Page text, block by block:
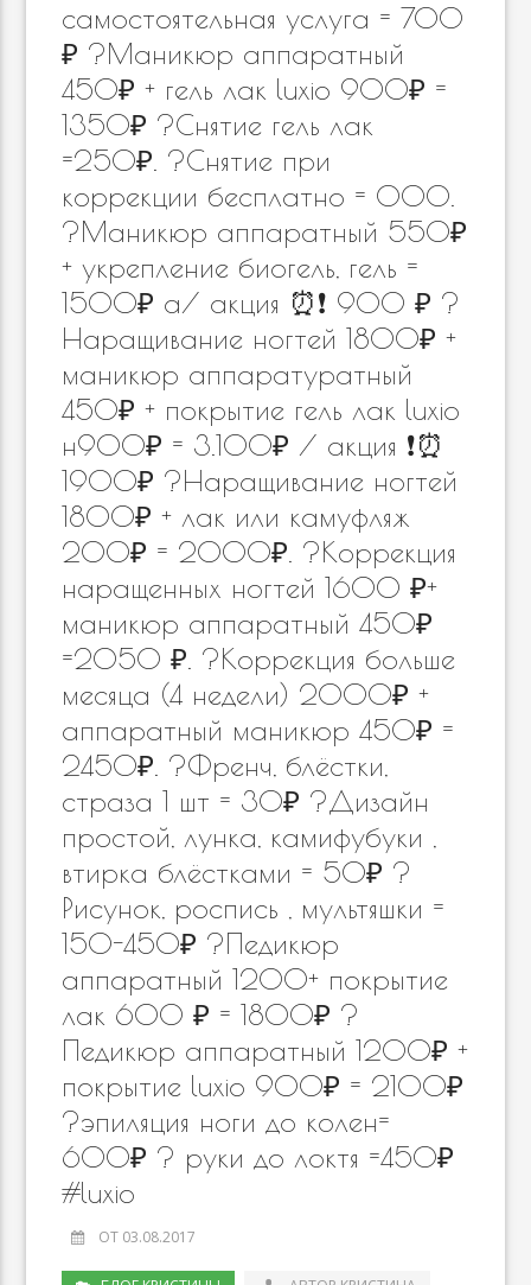
самостоятельная услуга = 700
₽ ?Маникюр аппаратный
450₽ + гель лак luxio 900₽ =
1350₽ ?Снятие гель лак
=250₽. ?Снятие при
коррекции бесплатно = 000.
?Маникюр аппаратный 550₽
+ укрепление биогель, гель =
1500₽ а/ акция ⏰❗️ 900 ₽ ?
Наращивание ногтей 1800₽ +
маникюр аппаратуратный
450₽ + покрытие гель лак luxio
н900₽ = 3.100₽ / акция ❗️⏰
1900₽ ?Наращивание ногтей
1800₽ + лак или камуфляж
200₽ = 2000₽. ?Коррекция
наращенных ногтей 1600 ₽+
маникюр аппаратный 450₽
=2050 ₽. ?Коррекция больше
месяца (4 недели) 2000₽ +
аппаратный маникюр 450₽ =
2450₽. ?Френч, блёстки,
страза 1 шт = 30₽ ?Дизайн
простой, лунка, камифубуки ,
втирка блёстками = 50₽ ?
Рисунок, роспись , мультяшки =
150-450₽ ?Педикюр
аппаратный 1200+ покрытие
лак 600 ₽ = 1800₽ ?
Педикюр аппаратный 1200₽ +
покрытие luxio 900₽ = 2100₽
?эпиляция ноги до колен=
600₽ ? руки до локтя =450₽
#luxio
ОТ 03.08.2017